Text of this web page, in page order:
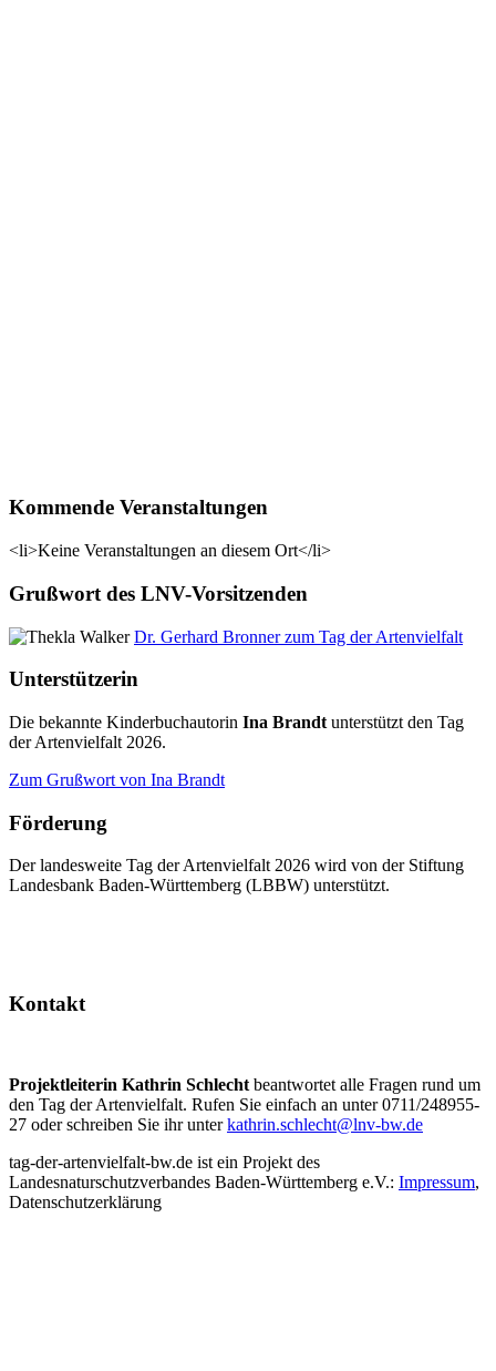
Kommende Veranstaltungen
<li>Keine Veranstaltungen an diesem Ort</li>
Grußwort des LNV-Vorsitzenden
Dr. Gerhard Bronner zum Tag der Artenvielfalt
Unterstützerin
Die bekannte Kinderbuchautorin Ina Brandt unterstützt den Tag
der Artenvielfalt 2026.
Zum Grußwort von Ina Brandt
Förderung
Der landesweite Tag der Artenvielfalt 2026 wird von der Stiftung
Landesbank Baden-Württemberg (LBBW) unterstützt.
Kontakt
Projektleiterin Kathrin Schlecht beantwortet alle Fragen rund um
den Tag der Artenvielfalt. Rufen Sie einfach an unter 0711/248955-
27 oder schreiben Sie ihr unterkathrin.schlecht@lnv-bw.de
tag-der-artenvielfalt-bw.de ist ein Projekt des
Landesnaturschutzverbandes Baden-Württemberg e.V.: Impressum,
Datenschutzerklärung